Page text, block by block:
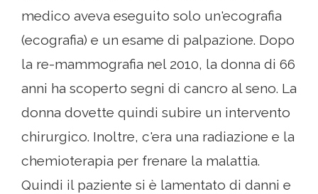
medico aveva eseguito solo un'ecografia
(ecografia) e un esame di palpazione. Dopo
la re-mammografia nel 2010, la donna di 66
anni ha scoperto segni di cancro al seno. La
donna dovette quindi subire un intervento
chirurgico. Inoltre, c'era una radiazione e la
chemioterapia per frenare la malattia.
Quindi il paziente si è lamentato di danni e